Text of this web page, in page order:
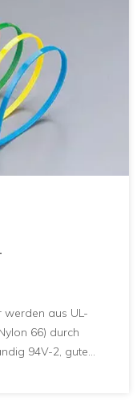
werden aus UL-
66) durch
94V-2, gute